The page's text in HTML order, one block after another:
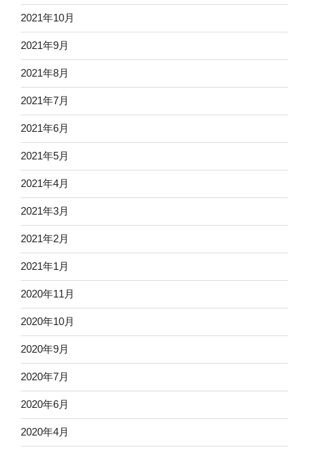
2021年10月
2021年9月
2021年8月
2021年7月
2021年6月
2021年5月
2021年4月
2021年3月
2021年2月
2021年1月
2020年11月
2020年10月
2020年9月
2020年7月
2020年6月
2020年4月